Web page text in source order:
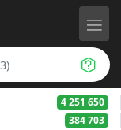
4 251 650
384 703